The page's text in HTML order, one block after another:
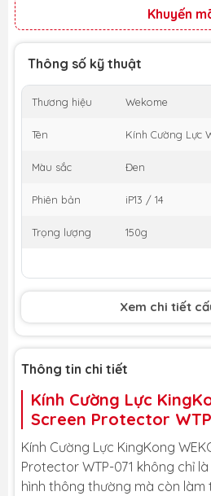
Khuyến
Thông số kỹ thuật
Thương hiệu Wekome
Tên Kính Cường Lực
Màu sắc Đen
Phiên bản iP13 / 14
Trọng lượng 150g
Xem chi tiết
Thông tin chi tiết
Kính Cường Lực
Screen Protector
Kính Cường Lực KingKong
Protector WTP-071 không chỉ
hình thông thường mà còn